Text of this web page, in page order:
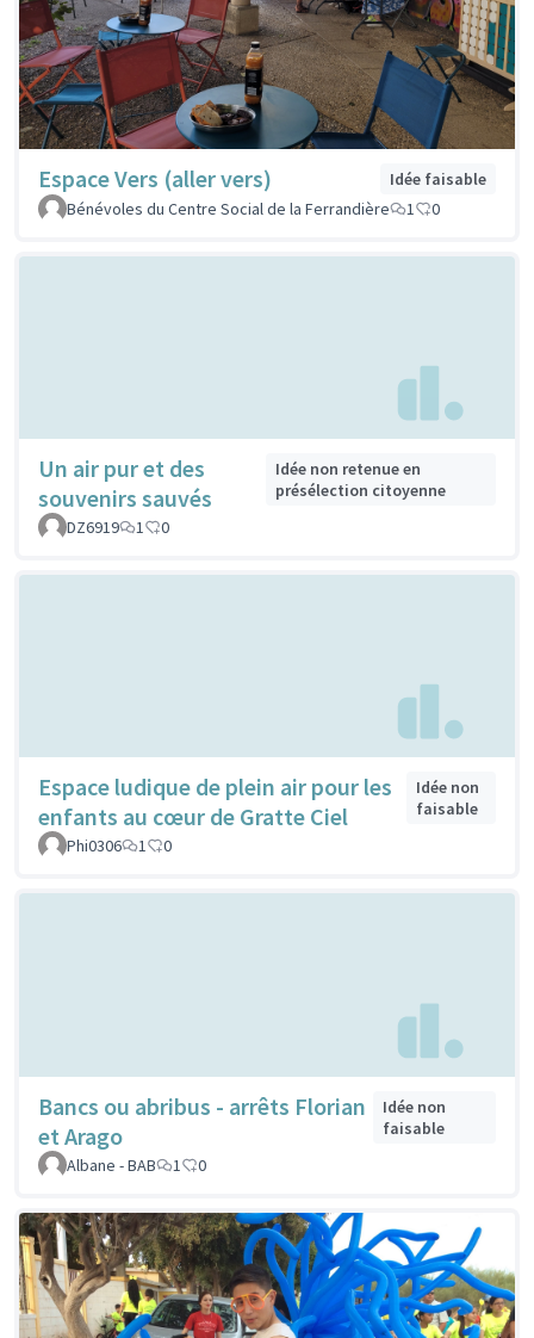
Espace Vers (aller vers)
Idée faisable
Bénévoles du Centre Social de la Ferrandière
1 0
Un air pur et des
souvenirs sauvés
Idée non retenue en
présélection citoyenne
DZ6919
1 0
Espace ludique de plein air pour les
enfants au cœur de Gratte Ciel
Idée non
faisable
Phi0306
1 0
Bancs ou abribus - arrêts Florian
et Arago
Idée non
faisable
Albane - BAB
1 0